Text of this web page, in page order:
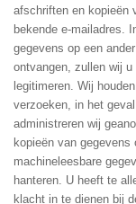
afschriften en kopieën
bekende e-mailadres.
gegevens op een
ontvangen, zullen wij
legitimeren. Wij
verzoeken, in het
administreren wij
kopieën van gegevens
machineleesbare
hanteren. U heeft te
klacht in te dienen bij